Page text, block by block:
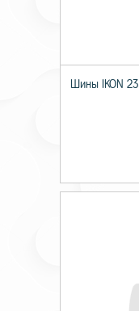
Шины IKON